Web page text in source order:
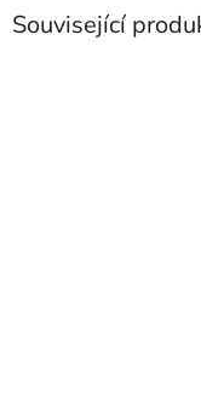
Související